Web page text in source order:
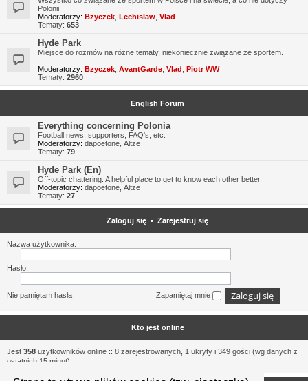
Polonii
Moderatorzy: Bzyczek Lechislaw Vlad
Tematy: 653
Hyde Park
Miejsce do rozmów na różne tematy, niekoniecznie związane ze sportem.
Moderatorzy: Bzyczek AvantGarde Vlad Piotr WW
Tematy: 2960
English Forum
Everything concerning Polonia
Football news, supporters, FAQ's, etc.
Moderatorzy: dapoetone Altze
Tematy: 79
Hyde Park (En)
Off-topic chattering. A helpful place to get to know each other better.
Moderatorzy: dapoetone Altze
Tematy: 27
Zaloguj się • Zarejestruj się
Nazwa użytkownika:
Hasło:
Nie pamiętam hasła Zapamiętaj mnie
Kto jest online
Jest 358 użytkowników online :: 8 zarejestrowanych, 1 ukryty i 349 gości (wg danych z
ostatnich 15 minut)